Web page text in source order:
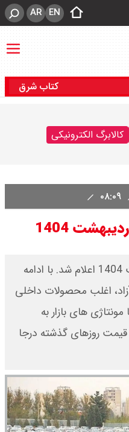
EN
AR
کتاب شرق
کالابرگ الکترونیکی
قیمت خودرو امروز 15 اردیبهشت 1404 اعلام شد. با ادامه
اغلب محصولات داخلی
های بازار به
روزهای گذشته درجا